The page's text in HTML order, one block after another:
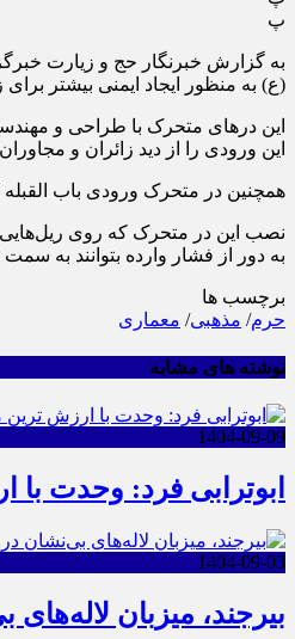
پ
به گزارش خبرنگار حج و زیارت
(ع) به منظور ایجاد ایمنی بیشتر
این درهای متحرک با طراحی و
این ورودی را از دید زائران و
همچنین در متحرک ورودی باب القبله که ۳۶ متر طول دارد، با ارتفاع ۲ متری در پشت باب القبله نصب می‌شود. این امر در حالی است که حصار موجود در فاصله ۴ متری از این
نصب این در متحرک که روی
به دور از فشار وارده بتوانند
برچسب ها
حرم/ مذهبی/ معماری
نوشته های مشابه
1404-09-09
ابوترابی فرد: وحدت
1404-09-03
بیرجند، میزبان